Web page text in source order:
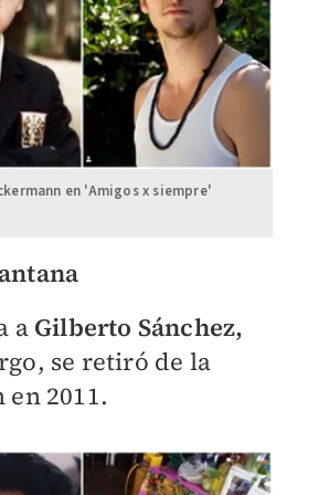
en 'Amigos x siempre'
aGilberto Sánchez,
se retiró de la
2011.